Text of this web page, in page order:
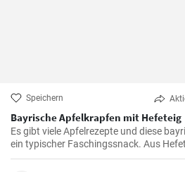
Speichern
Bayrische Apfelkrapfen mit Hefeteig
Es gibt viele Apfelrezepte und diese
ein typischer Faschingssnack. Aus
saftig frittiert werden sie nachher in